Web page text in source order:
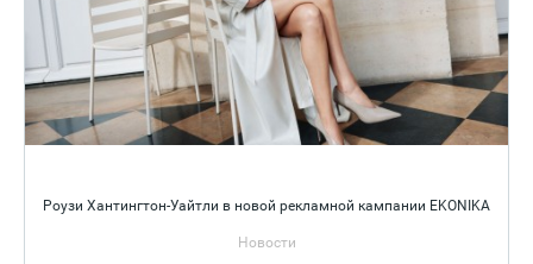
Роузи Хантингтон-Уайтли в новой рекламной кампании EKONIKA
Новости